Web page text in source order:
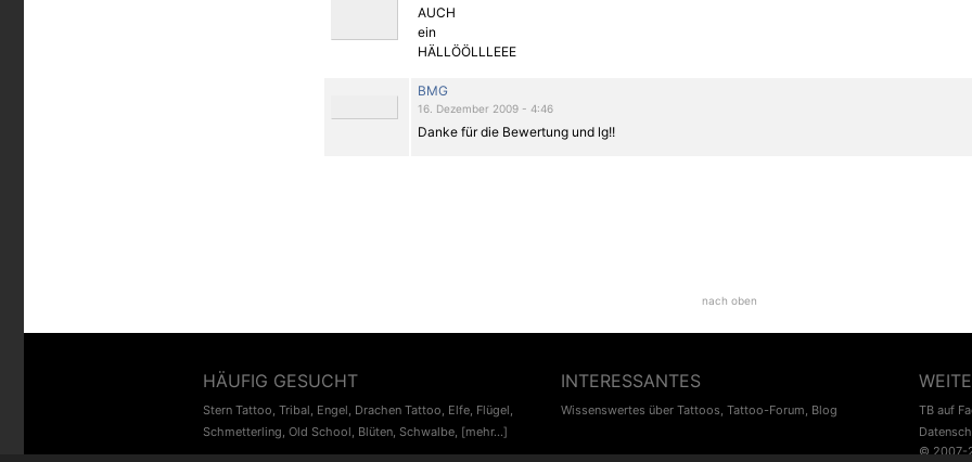
AUCH
ein
HÄLLÖÖLLLEEE
BMG
16. Dezember 2009 - 4:46
Danke für die Bewertung und lg!!
nach oben
HÄUFIG GESUCHT
Stern Tattoo, Tribal, Engel, Drachen Tattoo, Elfe, Flügel,
Schmetterling, Old School, Blüten, Schwalbe, [mehr...]
INTERESSANTES
Wissenswertes über Tattoos, Tattoo-Forum, Blog TB auf
© 2007-